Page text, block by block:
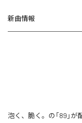
新曲情報
泡く、脆く。の「89」